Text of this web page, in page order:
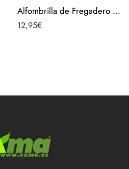
Alfombrilla de Fregadero protector salvaplatos con rejilla 32x27cm – PACK 2uds
12,95€